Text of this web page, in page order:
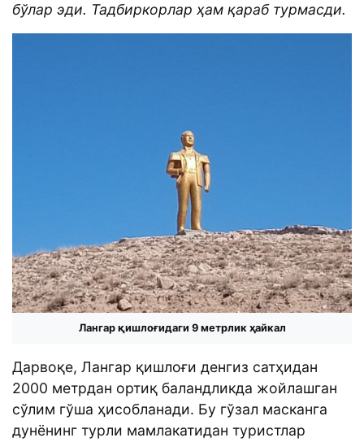
бўлар эди. Тадбиркорлар ҳам қараб турмасди.
Лангар қишлоғидаги 9 метрлик ҳайкал
Дарвоқе, Лангар қишлоғи денгиз сатҳидан
2000 метрдан ортиқ баландликда жойлашган
сўлим гўша ҳисобланади. Бу гўзал масканга
дунёнинг турли мамлакатидан туристлар